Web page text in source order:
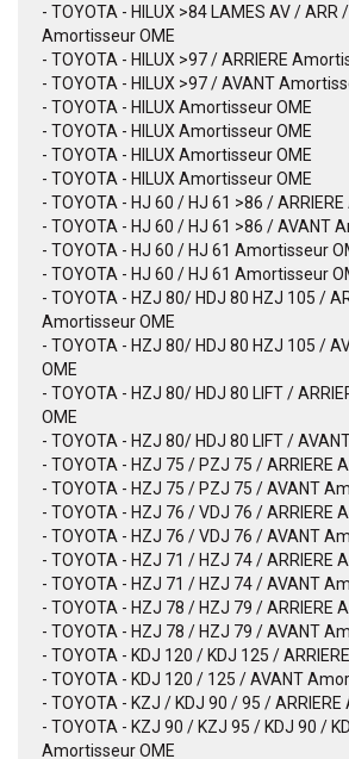
- TOYOTA - HILUX >84 LAMES AV / ARR
Amortisseur OME
- TOYOTA - HILUX >97 / ARRIERE
- TOYOTA - HILUX >97 / AVANT
- TOYOTA - HILUX Amortisseur OME
- TOYOTA - HILUX Amortisseur OME
- TOYOTA - HILUX Amortisseur OME
- TOYOTA - HILUX Amortisseur OME
- TOYOTA - HJ 60 / HJ 61 >86 /
- TOYOTA - HJ 60 / HJ 61 >86 / AVANT
- TOYOTA - HJ 60 / HJ 61 Amortisseur
- TOYOTA - HJ 60 / HJ 61 Amortisseur
- TOYOTA - HZJ 80/ HDJ 80 HZJ 105 /
Amortisseur OME
- TOYOTA - HZJ 80/ HDJ 80 HZJ 105 /
OME
- TOYOTA - HZJ 80/ HDJ 80 LIFT /
OME
- TOYOTA - HZJ 80/ HDJ 80 LIFT /
- TOYOTA - HZJ 75 / PZJ 75 / ARRIERE
- TOYOTA - HZJ 75 / PZJ 75 / AVANT
- TOYOTA - HZJ 76 / VDJ 76 / ARRIERE
- TOYOTA - HZJ 76 / VDJ 76 / AVANT
- TOYOTA - HZJ 71 / HZJ 74 / ARRIERE
- TOYOTA - HZJ 71 / HZJ 74 / AVANT
- TOYOTA - HZJ 78 / HZJ 79 / ARRIERE
- TOYOTA - HZJ 78 / HZJ 79 / AVANT
- TOYOTA - KDJ 120 / KDJ 125 /
- TOYOTA - KDJ 120 / 125 / AVANT
- TOYOTA - KZJ / KDJ 90 / 95 /
- TOYOTA - KZJ 90 / KZJ 95 / KDJ 90 /
Amortisseur OME